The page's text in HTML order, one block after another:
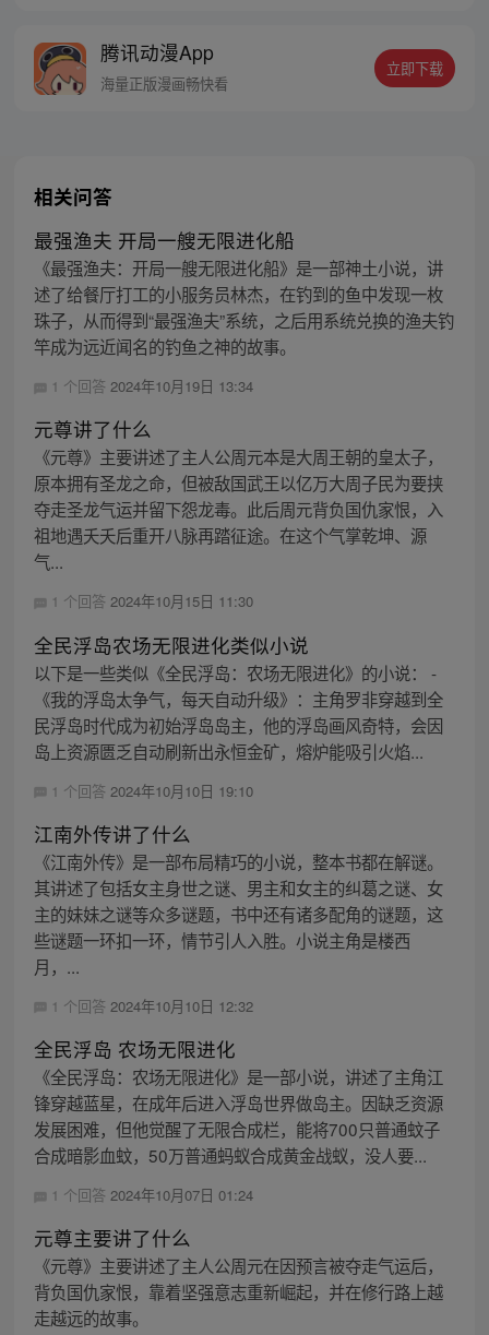
只翱翔九天的真龙。 每周三、六更新
腾讯动漫App
海量正版漫画畅快看
立即下载
相关问答
最强渔夫 开局一艘无限进化船
《最强渔夫：开局一艘无限进化船》是一部神土小说，讲
述了给餐厅打工的小服务员林杰，在钓到的鱼中发现一枚
珠子，从而得到“最强渔夫”系统，之后用系统兑换的渔夫钓
竿成为远近闻名的钓鱼之神的故事。
1 个回答 2024年10月19日 13:34
元尊讲了什么
《元尊》主要讲述了主人公周元本是大周王朝的皇太子，
原本拥有圣龙之命，但被敌国武王以亿万大周子民为要挟
夺走圣龙气运并留下怨龙毒。此后周元背负国仇家恨，入
祖地遇夭夭后重开八脉再踏征途。在这个气掌乾坤、源
气...
1 个回答 2024年10月15日 11:30
全民浮岛农场无限进化类似小说
以下是一些类似《全民浮岛：农场无限进化》的小说： -
《我的浮岛太争气，每天自动升级》：主角罗非穿越到全
民浮岛时代成为初始浮岛岛主，他的浮岛画风奇特，会因
岛上资源匮乏自动刷新出永恒金矿，熔炉能吸引火焰...
1 个回答 2024年10月10日 19:10
江南外传讲了什么
《江南外传》是一部布局精巧的小说，整本书都在解谜。
其讲述了包括女主身世之谜、男主和女主的纠葛之谜、女
主的妹妹之谜等众多谜题，书中还有诸多配角的谜题，这
些谜题一环扣一环，情节引人入胜。小说主角是楼西
月，...
1 个回答 2024年10月10日 12:32
全民浮岛 农场无限进化
《全民浮岛：农场无限进化》是一部小说，讲述了主角江
锋穿越蓝星，在成年后进入浮岛世界做岛主。因缺乏资源
发展困难，但他觉醒了无限合成栏，能将700只普通蚊子
合成暗影血蚊，50万普通蚂蚁合成黄金战蚁，没人要...
1 个回答 2024年10月07日 01:24
元尊主要讲了什么
《元尊》主要讲述了主人公周元在因预言被夺走气运后，
背负国仇家恨，靠着坚强意志重新崛起，并在修行路上越
走越远的故事。